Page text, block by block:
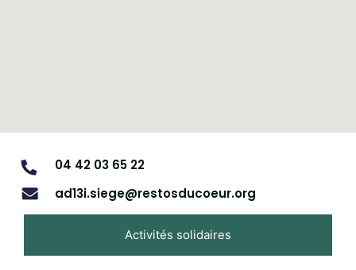
04 42 03 65 22
ad13i.siege@restosducoeur.org
Activités solidaires